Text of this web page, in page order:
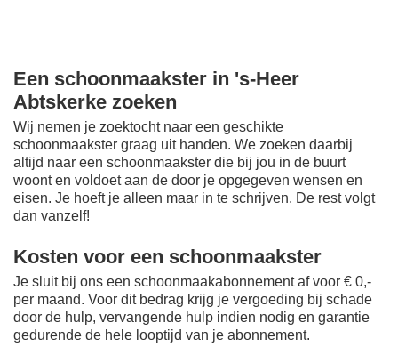
Een schoonmaakster in 's-Heer
Abtskerke zoeken
Wij nemen je zoektocht naar een geschikte
schoonmaakster graag uit handen. We zoeken daarbij
altijd naar een schoonmaakster die bij jou in de buurt
woont en voldoet aan de door je opgegeven wensen en
eisen. Je hoeft je alleen maar in te schrijven. De rest volgt
dan vanzelf!
Kosten voor een schoonmaakster
Je sluit bij ons een schoonmaakabonnement af voor € 0,-
per maand. Voor dit bedrag krijg je vergoeding bij schade
door de hulp, vervangende hulp indien nodig en garantie
gedurende de hele looptijd van je abonnement.